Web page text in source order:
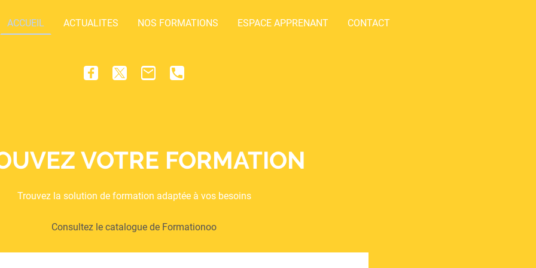
ACCUEIL ACTUALITES NOS FORMATIONS ESPACE APPRENANT CONTACT
VOTRE FORMATION
Trouvez la solution de formation adaptée à vos besoins
Consultez le catalogue de Formationoo